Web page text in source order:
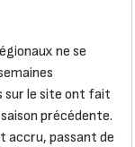
ne se
sur le site ont fait
précédente.
accru, passant de